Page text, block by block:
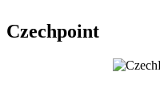
Czechpoint